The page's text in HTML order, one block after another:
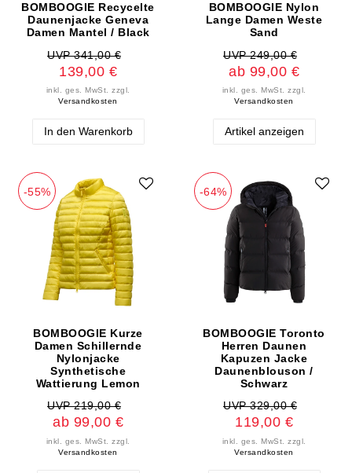
BOMBOOGIE Recycelte
Daunenjacke Geneva
Damen Mantel / Black
UVP 341,00 €
139,00 €
inkl. ges. MwSt.
zzgl.
Versandkosten
In den Warenkorb
BOMBOOGIE Nylon
Lange Damen Weste
Sand
UVP 249,00 €
ab 99,00 €
inkl. ges. MwSt.
zzgl.
Versandkosten
Artikel anzeigen
-55%
BOMBOOGIE Kurze
Damen Schillernde
Nylonjacke
Synthetische
Wattierung Lemon
UVP 219,00 €
ab 99,00 €
inkl. ges. MwSt.
zzgl.
Versandkosten
-64%
BOMBOOGIE Toronto
Herren Daunen
Kapuzen Jacke
Daunenblouson /
Schwarz
UVP 329,00 €
119,00 €
inkl. ges. MwSt.
zzgl.
Versandkosten